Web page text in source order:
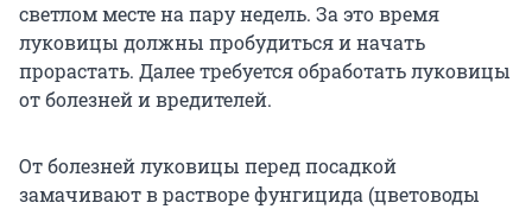
светлом месте на пару недель. За это время
луковицы должны пробудиться и начать
прорастать. Далее требуется обработать луковицы
от болезней и вредителей.
От болезней луковицы перед посадкой
замачивают в растворе фунгицида (цветоводы